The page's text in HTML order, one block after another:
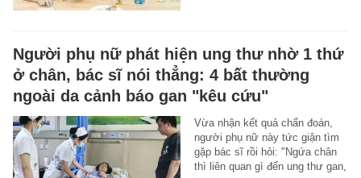
Người phụ nữ phát hiện ung thư nhờ 1 thứ
ở chân, bác sĩ nói thẳng: 4 bất thường
ngoài da cảnh báo gan "kêu cứu"
Vừa nhận kết quả chẩn đoán,
người phụ nữ này tức giận tìm
gặp bác sĩ rồi hỏi: "Ngứa chân
thì liên quan gì đến ung thư gan,